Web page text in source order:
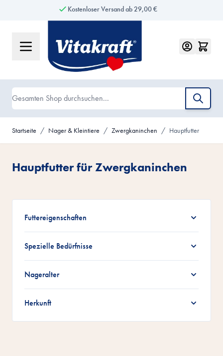
Kostenloser Versand ab 29,00 €
Startseite / Nager & Kleintiere / Zwergkaninchen / Hauptfutter
Hauptfutter für Zwergkaninchen
Zur Produktliste springen
Futtereigenschaften
Spezielle Bedürfnisse
Nageralter
Herkunft